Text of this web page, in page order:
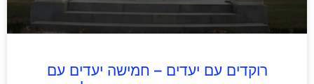
רוקדים עם יעדים – חמישה יעדים עם